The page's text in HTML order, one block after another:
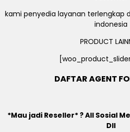
kami penyedia layanan terlengkap
indonesia
PRODUCT
[woo_product_slider
DAFTAR AGENT
*Mau jadi Reseller* ? All Sosial
Dll